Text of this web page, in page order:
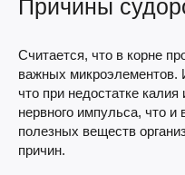
Причины
Считается, что в корне
важных микроэлементов.
что при недостатке
нервного импульса, что
полезных веществ
причин.